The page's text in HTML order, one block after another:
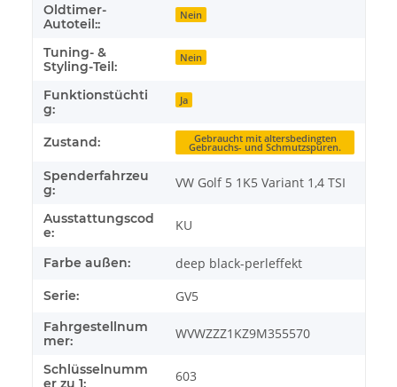
Oldtimer-
Autoteil::
Nein
Tuning- &
Styling-Teil:
Nein
Funktionstüchti
g:
Ja
Zustand: Gebraucht mit altersbedingten
Gebrauchs- und Schmutzspuren.
Spenderfahrzeu
g:
VW Golf 5 1K5 Variant 1,4 TSI
Ausstattungscod
e:
KU
Farbe außen: deep black-perleffekt
Serie: GV5
Fahrgestellnum
mer:
WVWZZZ1KZ9M355570
Schlüsselnumm
er zu 1:
603